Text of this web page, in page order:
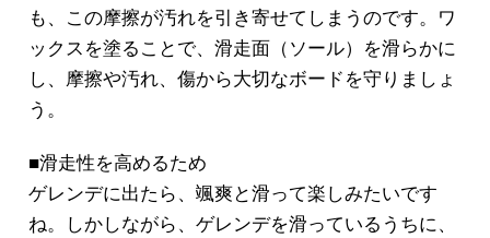
も、この摩擦が汚れを引き寄せてしまうのです。ワ
ックスを塗ることで、滑走面（ソール）を滑らかに
し、摩擦や汚れ、傷から大切なボードを守りましょ
う。
■滑走性を高めるため
ゲレンデに出たら、颯爽と滑って楽しみたいです
ね。しかしながら、ゲレンデを滑っているうちに、